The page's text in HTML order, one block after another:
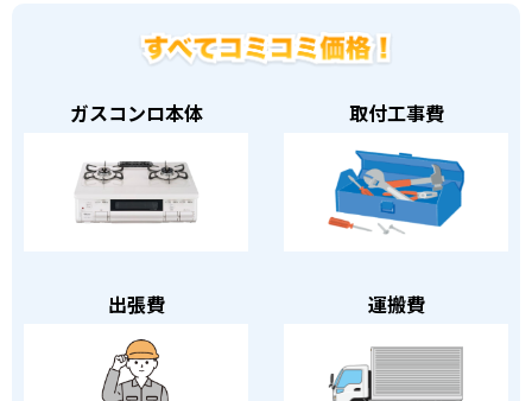
ガスコンロ本体 取付工事費
出張費 運搬費